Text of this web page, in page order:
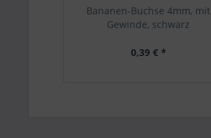
Bananen-Buchse 4mm, mit
Gewinde, schwarz
0,39 € *